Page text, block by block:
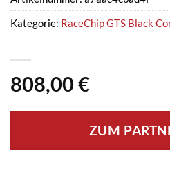
808,00 €
ZUM
Kategorie: RaceChip GTS Black